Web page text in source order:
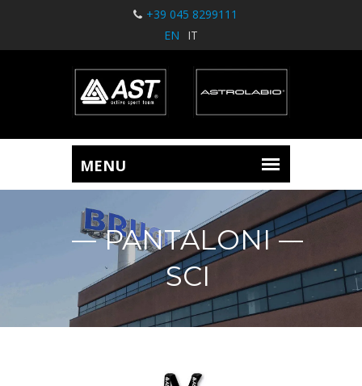
+39 045 8299111
EN
IT
PANTALONI
SCI